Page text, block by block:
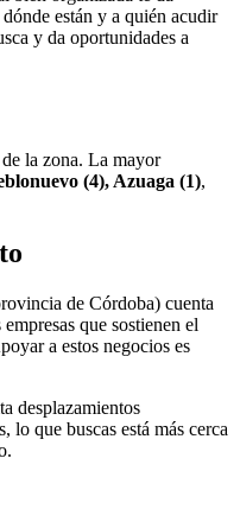
están y a quién acudir
y da oportunidades a
de la zona. La mayor
(4), Azuaga (1),
de Córdoba) cuenta
que sostienen el
a estos negocios es
desplazamientos
lo que buscas está más cerca